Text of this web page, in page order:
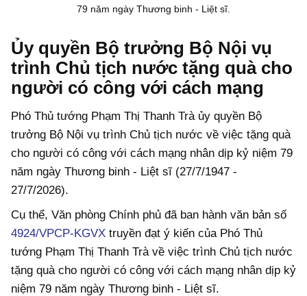
79 năm ngày Thương binh - Liệt sĩ.
Ủy quyền Bộ trưởng Bộ Nội vụ
trình Chủ tịch nước tặng quà cho
người có công với cách mạng
Phó Thủ tướng Phạm Thị Thanh Trà ủy quyền Bộ
trưởng Bộ Nội vụ trình Chủ tịch nước về việc tặng quà
cho người có công với cách mạng nhân dịp kỷ niệm 79
năm ngày Thương binh - Liệt sĩ (27/7/1947 -
27/7/2026).
Cụ thể, Văn phòng Chính phủ đã ban hành văn bản số
4924/VPCP-KGVX truyền đạt ý kiến của Phó Thủ
tướng Phạm Thị Thanh Trà về việc trình Chủ tịch nước
tặng quà cho người có công với cách mạng nhân dịp kỷ
niệm 79 năm ngày Thương binh - Liệt sĩ.